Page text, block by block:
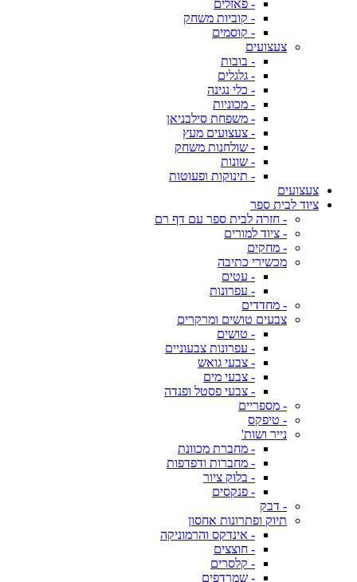
- פאזלים
- קוביות משחק
- קוסמים
צעצועים
- בובות
- גלגלים
- כלי נגינה
- מכוניות
- משפחת סילבניאן
- צעצועים מעץ
- שולחנות משחק
- שונות
- תינוקות ופעוטות
צעצועים
ציוד לבית ספר
- חזרה לבית ספר עם דף רם
- ציוד למורים
- מחקים
מכשירי כתיבה
- עטים
- עפרונות
- מחדדים
צבעים טושים ומרקרים
- טושים
- עפרונות צבעוניים
- צבעי גואש
- צבעי מים
- צבעי פסטל ופנדה
- מספריים
- טיפקס
נייר ושות'
- מחברת מכוונת
- מחברות ודפדפות
- בלוק ציור
- פנקסים
- דבק
תיוק ופתרונות אחסון
- אינדקס והרמוניקה
- חוצצים
- קלסרים
- שמרדפים